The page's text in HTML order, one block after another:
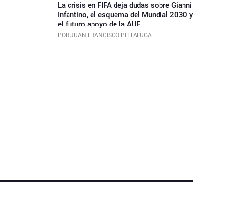
La crisis en FIFA deja dudas sobre Gianni
Infantino, el esquema del Mundial 2030 y
el futuro apoyo de la AUF
POR JUAN FRANCISCO PITTALUGA